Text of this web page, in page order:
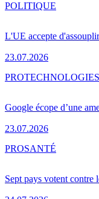
L'UE accepte
23.07.2026
POLITIQUE
Google écope d’une
23.07.2026
PROTECHNOLOGIES
Sept pays votent contre
PROSANTÉ